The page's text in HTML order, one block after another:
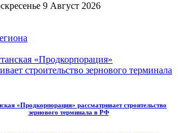
9 Август 2026
«Продкорпорация» рассматривает строительство
зернового терминала в РФ